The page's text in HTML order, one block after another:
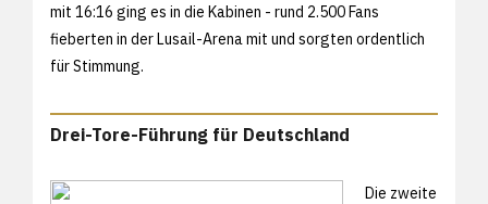
mit 16:16 ging es in die Kabinen - rund 2.500 Fans
fieberten in der Lusail-Arena mit und sorgten ordentlich
für Stimmung.
Drei-Tore-Führung für Deutschland
Die zweite